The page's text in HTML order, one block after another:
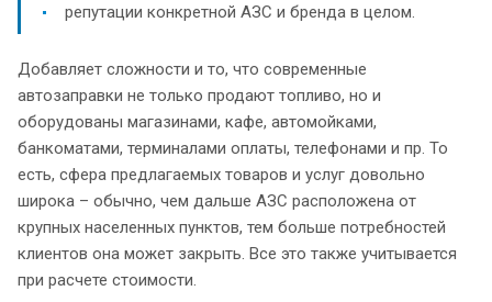
репутации конкретной АЗС и бренда в целом.
Добавляет сложности и то, что современные
автозаправки не только продают топливо, но и
оборудованы магазинами, кафе, автомойками,
банкоматами, терминалами оплаты, телефонами и пр. То
есть, сфера предлагаемых товаров и услуг довольно
широка – обычно, чем дальше АЗС расположена от
крупных населенных пунктов, тем больше потребностей
клиентов она может закрыть. Все это также учитывается
при расчете стоимости.